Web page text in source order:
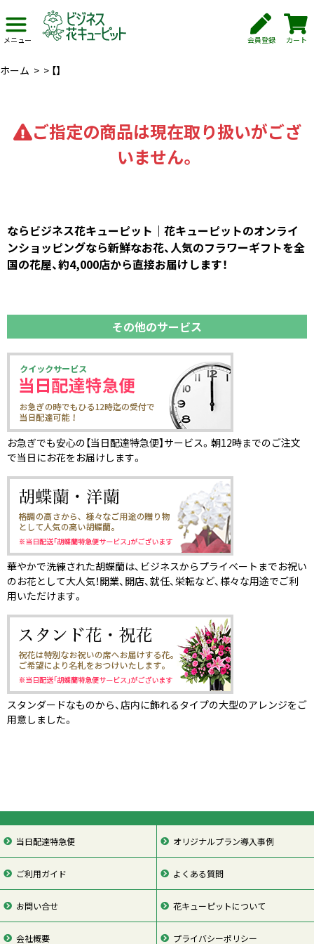
メニュー 会員登録 カート
ホーム > > 【】
ご指定の商品は現在取り扱いがござ
いません。
ならビジネス花キューピット｜花キューピットのオンライ
ンショッピングなら新鮮なお花、人気のフラワーギフトを全
国の花屋、約4,000店から直接お届けします！
その他のサービス
お急ぎでも安心の【当日配達特急便】サービス。朝12時までのご注文
で当日にお花をお届けします。
華やかで洗練された胡蝶蘭は、ビジネスからプライベートまでお祝い
のお花として大人気！開業、開店、就任、栄転など、様々な用途でご利
用いただけます。
スタンダードなものから、店内に飾れるタイプの大型のアレンジをご
用意しました。
当日配達特急便 オリジナルプラン導入事例
ご利用ガイド よくある質問
お問い合せ 花キューピットについて
会社概要 プライバシーポリシー